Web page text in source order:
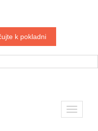
k pokladni
Toggle